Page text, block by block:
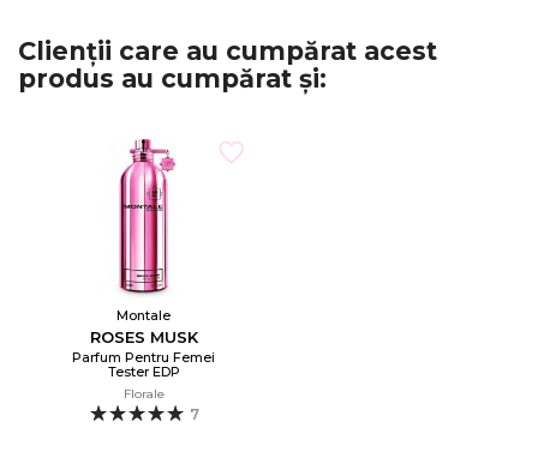
Clienții care au cumpărat acest
produs au cumpărat și:
Montale
ROSES MUSK
Parfum Pentru Femei
Tester EDP
Florale
7